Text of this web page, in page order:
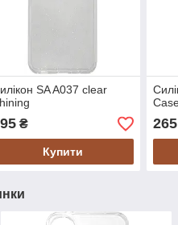
SA A037 clear
₴
Купити
265